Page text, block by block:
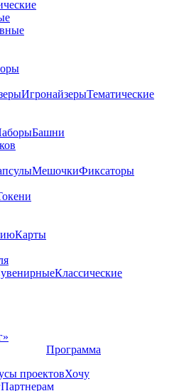
ИгронайзерыТематические
Башни
МешочкиФиксаторы
Карты
Классические
Программа
проектовХочу
Партнерам